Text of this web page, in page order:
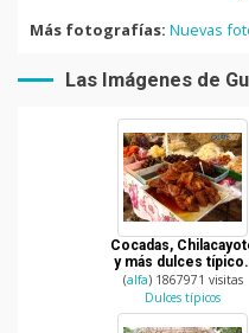
Más fotografías: Nuevas
Las Imágenes de
Cocadas,
y más dulces
de Guatemala
(alfa) 1867971 visitas
Dulces típicos